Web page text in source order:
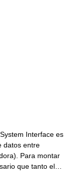
Interface es
datos entre
Para montar
que tanto el…